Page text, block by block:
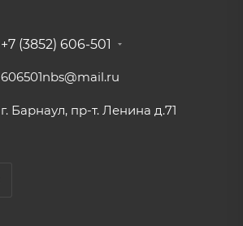
+7 (3852) 606-501
606501nbs@mail.ru
г. Барнаул, пр-т. Ленина д.71